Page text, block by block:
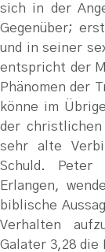
sich in der
Gegenüber;
und in seiner
entspricht der
Phänomen der
könne im
der christlichen
sehr alte
Schuld. Peter
Erlangen,
biblische
Verhalten
Galater 3,28